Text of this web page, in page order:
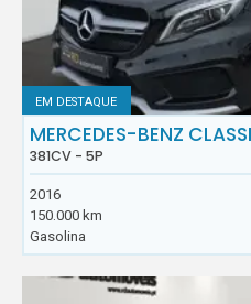
EM DESTAQUE
MERCEDES-BENZ
381CV - 5P
2016
150.000 km
Gasolina